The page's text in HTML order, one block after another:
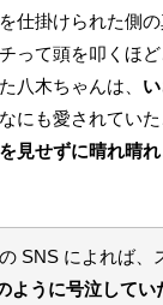
仕掛けられた側
って頭を叩くほ
八木ちゃんは、
にも愛されてい
見せずに晴れ晴
SNS によれば、
ように号泣してい